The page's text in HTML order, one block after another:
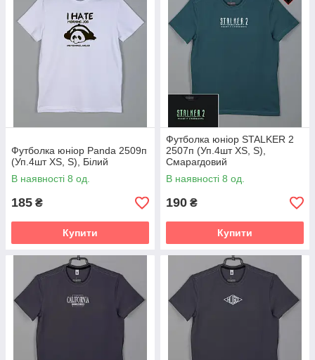
Футболка юніор Panda 2509п
(Уп.4шт XS, S), Білий
В наявності 8 од.
185 ₴
Купити
Футболка юніор STALKER 2
2507п (Уп.4шт XS, S),
Смарагдовий
В наявності 8 од.
190 ₴
Купити